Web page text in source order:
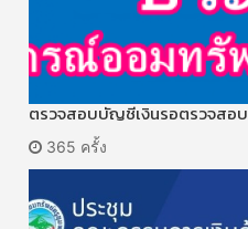
ตรวจสอบบัญชีเงินรอตรวจสอบ
365 ครั้ง